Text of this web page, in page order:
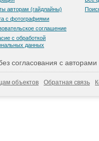
авторам (гайдлайны)
с фотографиями
соглашение
с обработкой
данных
согласования с
объектов Обратная связь